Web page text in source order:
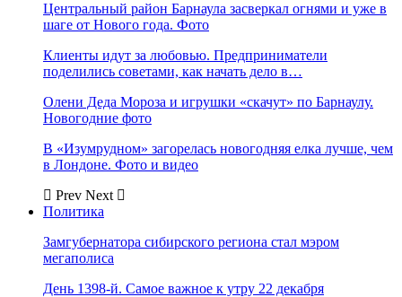
Центральный район Барнаула засверкал огнями и уже в
шаге от Нового года. Фото
Клиенты идут за любовью. Предприниматели
поделились советами, как начать дело в…
Олени Деда Мороза и игрушки «скачут» по Барнаулу.
Новогодние фото
В «Изумрудном» загорелась новогодняя елка лучше, чем
в Лондоне. Фото и видео
Prev Next
Политика
Замгубернатора сибирского региона стал мэром
мегаполиса
День 1398-й. Самое важное к утру 22 декабря